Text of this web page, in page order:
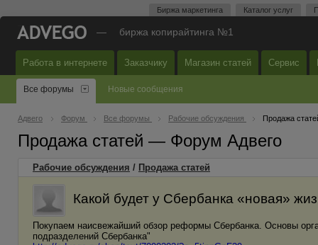
Биржа маркетинга Каталог услуг
— биржа копирайтинга №1
Работа в интернете Заказчику Магазин статей Сервис
Все форумы Новые сообщения
Адвего Форум Все форумы Рабочие обсуждения Продажа
Продажа статей — Форум Адвего
Рабочие обсуждения / Продажа статей
Какой будет у Сбербанка «новая»
Покупаем наисвежайший обзор реформы Сбербанка. Основы
подразделений Сбербанка"